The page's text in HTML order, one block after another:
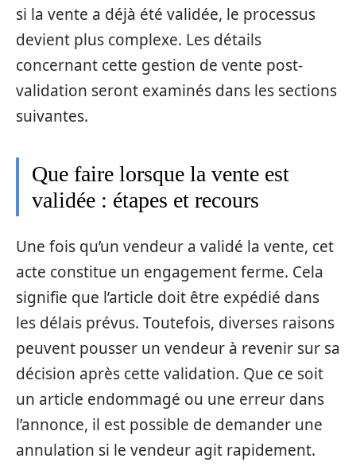
si la vente a déjà été validée, le processus
devient plus complexe. Les détails
concernant cette gestion de vente post-
validation seront examinés dans les sections
suivantes.
Que faire lorsque la vente est
validée : étapes et recours
Une fois qu’un vendeur a validé la vente, cet
acte constitue un engagement ferme. Cela
signifie que l’article doit être expédié dans
les délais prévus. Toutefois, diverses raisons
peuvent pousser un vendeur à revenir sur sa
décision après cette validation. Que ce soit
un article endommagé ou une erreur dans
l’annonce, il est possible de demander une
annulation si le vendeur agit rapidement.